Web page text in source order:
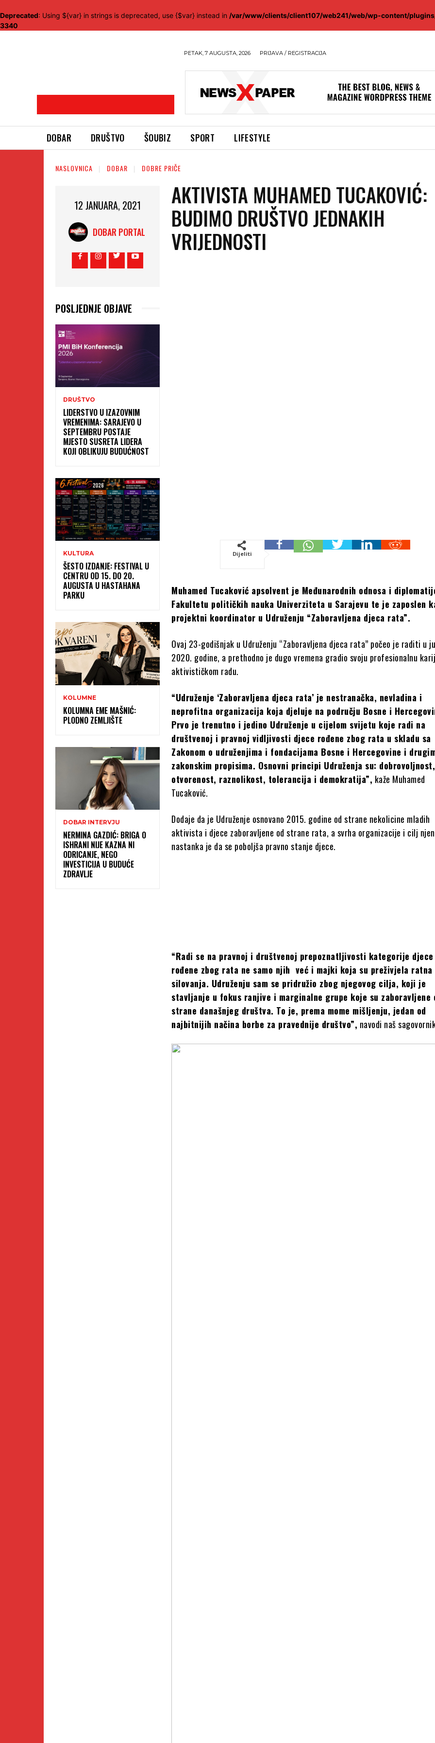
Deprecated: Using ${var} in strings is deprecated, use {$var} instead in /var/www/clients/client107/web241/web/wp-content/
3340
PETAK, 7 AUGUSTA, 2026 PRIJAVA / REGISTRACIJA
DOBAR DRUŠTVO ŠOUBIZ SPORT LIFESTYLE
NASLOVNICA DOBAR DOBRE PRIČE
12 JANUARA, 2021
DOBAR PORTAL
POSLJEDNJE OBJAVE
DRUŠTVO
LIDERSTVO U IZAZOVNIM
VREMENIMA: SARAJEVO U
SEPTEMBRU POSTAJE
MJESTO SUSRETA LIDERA
KOJI OBLIKUJU BUDUĆNOST
KULTURA
ŠESTO IZDANJE: FESTIVAL U
CENTRU OD 15. DO 20.
AUGUSTA U HASTAHANA
PARKU
KOLUMNE
KOLUMNA EME MAŠNIĆ:
PLODNO ZEMLJIŠTE
DOBAR INTERVJU
NERMINA GAZDIĆ: BRIGA O
ISHRANI NIJE KAZNA NI
ODRICANJE, NEGO
INVESTICIJA U BUDUĆE
ZDRAVLJE
AKTIVISTA MUHAMED TUCAKOVIĆ:
BUDIMO DRUŠTVO JEDNAKIH
VRIJEDNOSTI
Dijeliti
Muhamed Tucaković apsolvent je Međunarodnih odnosa i
Fakultetu političkih nauka Univerziteta u Sarajevu te je zaposlen
projektni koordinator u Udruženju “Zaboravljena djeca rata”.
Ovaj 23-godišnjak u Udruženju “Zaboravljena djeca rata” počeo je raditi u
2020. godine, a prethodno je dugo vremena gradio svoju profesionalnu
aktivističkom radu.
“Udruženje ‘Zaboravljena djeca rata’ je nestranačka, nevladina i
neprofitna organizacija koja djeluje na području Bosne i
Prvo je trenutno i jedino Udruženje u cijelom svijetu koje radi na
društvenoj i pravnoj vidljivosti djece rođene zbog rata u skladu sa
Zakonom o udruženjima i fondacijama Bosne i Hercegovine i
zakonskim propisima. Osnovni principi Udruženja su: dobrovoljnost,
otvorenost, raznolikost, tolerancija i demokratija”, kaže Muhamed
Tucaković.
Dodaje da je Udruženje osnovano 2015. godine od strane nekolicine mladih
aktivista i djece zaboravljene od strane rata, a svrha organizacije i cilj
nastanka je da se poboljša pravno stanje djece.
“Radi se na pravnoj i društvenoj prepoznatljivosti kategorije djece
rođene zbog rata ne samo njih već i majki koja su preživjela ratna
silovanja. Udruženju sam se pridružio zbog njegovog cilja, koji je
stavljanje u fokus ranjive i marginalne grupe koje su zaboravljene
strane današnjeg društva. To je, prema mome mišljenju, jedan od
najbitnijih načina borbe za pravednije društvo”, navodi naš